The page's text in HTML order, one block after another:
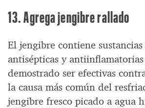
13. Agrega jengibre rallado
El jengibre contiene
antisépticas y
demostrado ser efectivas
la causa más común del
jengibre fresco picado a agua